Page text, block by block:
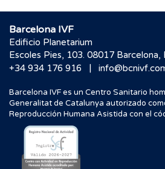
Barcelona IVF
Edificio Planetarium
Escoles Pies, 103. 08017 Barcelona,
+34 934 176 916
|
Barcelona IVF es un Centro Sanitario
Generalitat de Catalunya autorizado
Reproducción Humana Asistida con el